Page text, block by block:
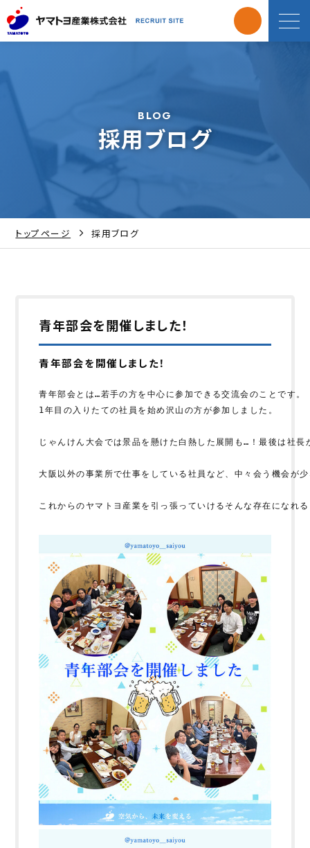
BLOG
採用ブログ
トップページ 採用ブログ
青年部会を開催しました！
青年部会を開催しました！
青年部会とは…若手の方を中心に参加できる交流会のことです。
1年目の入りたての社員を始め沢山の方が参加しました。
じゃんけん大会では景品を懸けた白熱した展開も…！最後は社
大阪以外の事業所で仕事をしている社員など、中々会う機会が
これからのヤマトヨ産業を引っ張っていけるそんな存在になれ